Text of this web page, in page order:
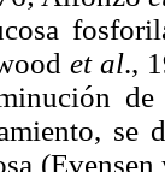
et al.,
se